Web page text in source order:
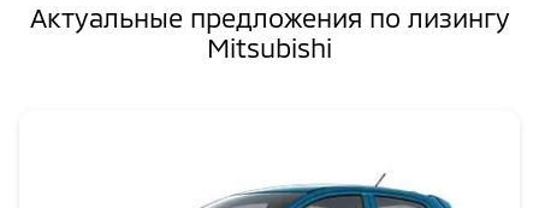
Актуальные предложения по лизингу
Mitsubishi